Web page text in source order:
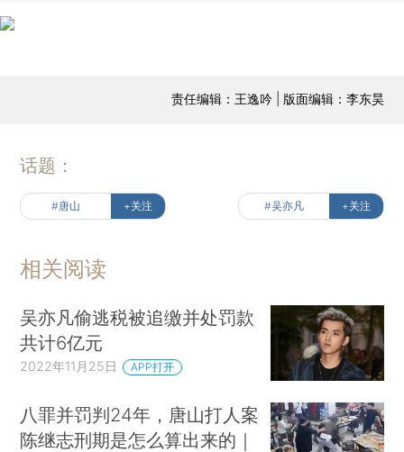
责任编辑：王逸吟 | 版面编辑：李东昊
话题：
#唐山 +关注 #吴亦凡 +关注
相关阅读
吴亦凡偷逃税被追缴并处罚款
共计6亿元
2022年11月25日 APP打开
八罪并罚判24年，唐山打人案
陈继志刑期是怎么算出来的｜